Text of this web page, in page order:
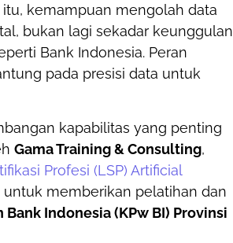
kemampuan mengolah data
bukan lagi sekadar keunggulan
Bank Indonesia. Peran
pada presisi data untuk
kapabilitas yang penting
Gama Training & Consulting,
Profesi (LSP) Artificial
memberikan pelatihan dan
Indonesia (KPw BI) Provinsi